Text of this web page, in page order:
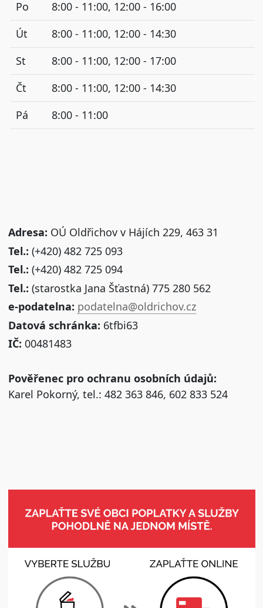
Po
8:00 - 11:00, 12:00 - 16:00
Út
8:00 - 11:00, 12:00 - 14:30
St
8:00 - 11:00, 12:00 - 17:00
Čt
8:00 - 11:00, 12:00 - 14:30
Pá
8:00 - 11:00
Adresa: OÚ Oldřichov v Hájích 229, 463 31
Tel.: (+420) 482 725 093
Tel.: (+420) 482 725 094
Tel.: (starostka Jana Šťastná) 775 280 562
e-podatelna: podatelna@oldrichov.cz
Datová schránka: 6tfbi63
IČ: 00481483
Pověřenec pro ochranu osobních údajů:
Karel Pokorný, tel.: 482 363 846, 602 833 524